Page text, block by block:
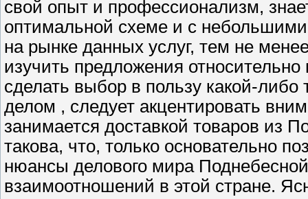
свой опыт и профессионализм,
оптимальной схеме и с
на рынке данных услуг, тем не
изучить предложения
сделать выбор в пользу какой-
делом , следует акцентировать
занимается доставкой товаров из
такова, что, только основательно
нюансы делового мира
взаимоотношений в этой стране.